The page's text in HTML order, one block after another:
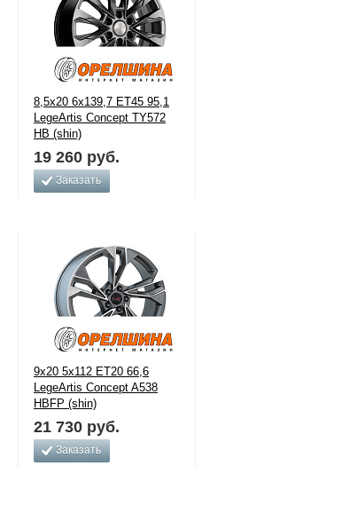
8,5x20 6x139,7 ET45 95,1
LegeArtis Concept TY572
HB (shin)
19 260 руб.
Заказать
9x20 5x112 ET20 66,6
LegeArtis Concept A538
HBFP (shin)
21 730 руб.
Заказать